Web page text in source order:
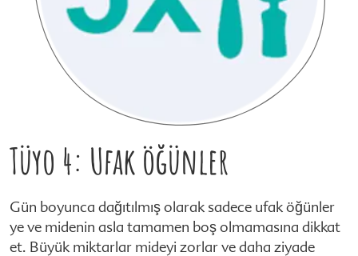
Tüyo 4: Ufak öğünler
Gün boyunca dağıtılmış olarak sadece ufak öğünler
ye ve midenin asla tamamen boş olmamasına dikkat
et. Büyük miktarlar mideyi zorlar ve daha ziyade